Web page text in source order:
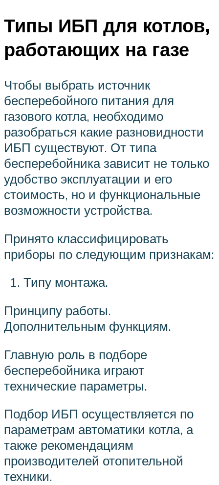
Типы ИБП для котлов,
работающих на газе
Чтобы выбрать источник
бесперебойного питания для
газового котла, необходимо
разобраться какие разновидности
ИБП существуют. От типа
бесперебойника зависит не только
удобство эксплуатации и его
стоимость, но и функциональные
возможности устройства.
Принято классифицировать
приборы по следующим признакам:
Типу монтажа.
Принципу работы.
Дополнительным функциям.
Главную роль в подборе
бесперебойника играют
технические параметры.
Подбор ИБП осуществляется по
параметрам автоматики котла, а
также рекомендациям
производителей отопительной
техники.